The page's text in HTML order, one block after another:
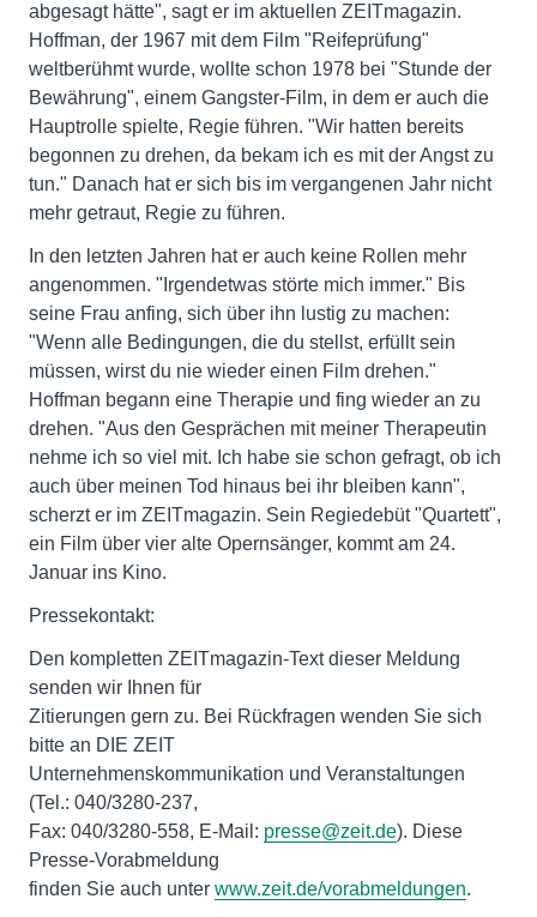
abgesagt hätte", sagt er im aktuellen ZEITmagazin.
Hoffman, der 1967 mit dem Film "Reifeprüfung"
weltberühmt wurde, wollte schon 1978 bei "Stunde der
Bewährung", einem Gangster-Film, in dem er auch die
Hauptrolle spielte, Regie führen. "Wir hatten bereits
begonnen zu drehen, da bekam ich es mit der Angst zu
tun." Danach hat er sich bis im vergangenen Jahr nicht
mehr getraut, Regie zu führen.
In den letzten Jahren hat er auch keine Rollen mehr
angenommen. "Irgendetwas störte mich immer." Bis
seine Frau anfing, sich über ihn lustig zu machen:
"Wenn alle Bedingungen, die du stellst, erfüllt sein
müssen, wirst du nie wieder einen Film drehen."
Hoffman begann eine Therapie und fing wieder an zu
drehen. "Aus den Gesprächen mit meiner Therapeutin
nehme ich so viel mit. Ich habe sie schon gefragt, ob ich
auch über meinen Tod hinaus bei ihr bleiben kann",
scherzt er im ZEITmagazin. Sein Regiedebüt "Quartett",
ein Film über vier alte Opernsänger, kommt am 24.
Januar ins Kino.
Pressekontakt:
Den kompletten ZEITmagazin-Text dieser Meldung
senden wir Ihnen für
Zitierungen gern zu. Bei Rückfragen wenden Sie sich
bitte an DIE ZEIT
Unternehmenskommunikation und Veranstaltungen
(Tel.: 040/3280-237,
Fax: 040/3280-558, E-Mail: presse@zeit.de). Diese
Presse-Vorabmeldung
finden Sie auch unter www.zeit.de/vorabmeldungen.